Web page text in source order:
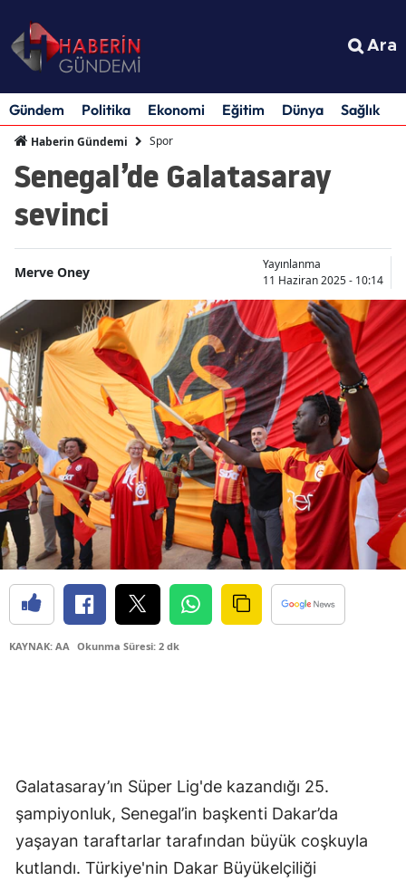
Ara
Gündem Politika Ekonomi Eğitim Dünya Sağlık
Haberin Gündemi Spor
Senegal’de Galatasaray
sevinci
Merve Oney
Yayınlanma
11 Haziran 2025 - 10:14
KAYNAK: AA Okunma Süresi: 2 dk
Galatasaray’ın Süper Lig'de kazandığı 25.
şampiyonluk, Senegal’in başkenti Dakar’da
yaşayan taraftarlar tarafından büyük coşkuyla
kutlandı. Türkiye'nin Dakar Büyükelçiliği